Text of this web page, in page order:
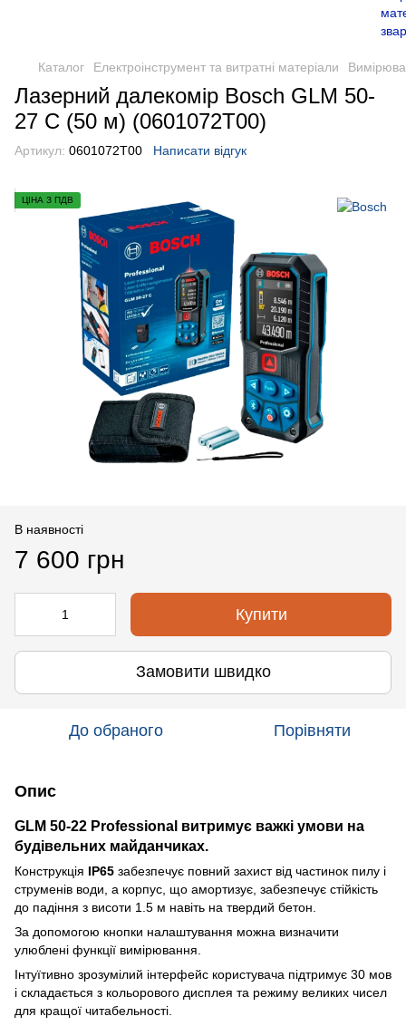
Каталог Електроінструмент та витратні матеріали
Лазерний далекомір Bosch GLM 50-
27 C (50 м) (0601072T00)
Артикул: 0601072Т00 Написати відгук
ЦІНА З ПДВ
В наявності
7 600 грн
Купити
Замовити швидко
До обраного Порівняти
Опис
GLM 50-22 Professional витримує важкі умови на
будівельних майданчиках.
Конструкція IP65 забезпечує повний захист від частинок пилу і
струменів води, а корпус, що амортизує, забезпечує стійкість
до падіння з висоти 1.5 м навіть на твердий бетон.
За допомогою кнопки налаштування можна визначити
улюблені функції вимірювання.
Інтуїтивно зрозумілий інтерфейс користувача підтримує 30 мов
і складається з кольорового дисплея та режиму великих чисел
для кращої читабельності.